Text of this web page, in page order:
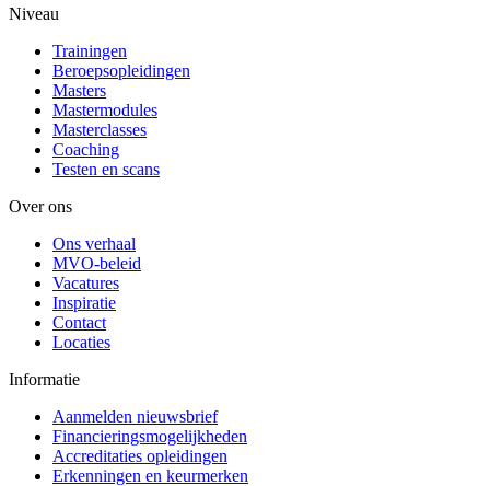
Niveau
Trainingen
Beroepsopleidingen
Masters
Mastermodules
Masterclasses
Coaching
Testen en scans
Over ons
Ons verhaal
MVO-beleid
Vacatures
Inspiratie
Contact
Locaties
Informatie
Aanmelden nieuwsbrief
Financieringsmogelijkheden
Accreditaties opleidingen
Erkenningen en keurmerken